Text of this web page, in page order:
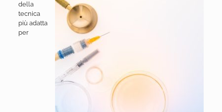
della
tecnica
più adatta
per